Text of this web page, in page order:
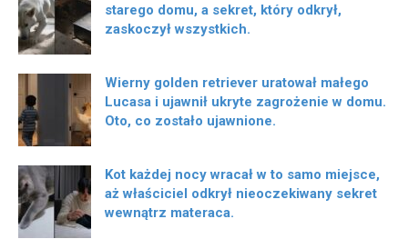
starego domu, a sekret, który odkrył,
zaskoczył wszystkich.
Wierny golden retriever uratował małego
Lucasa i ujawnił ukryte zagrożenie w domu.
Oto, co zostało ujawnione.
Kot każdej nocy wracał w to samo miejsce,
aż właściciel odkrył nieoczekiwany sekret
wewnątrz materaca.